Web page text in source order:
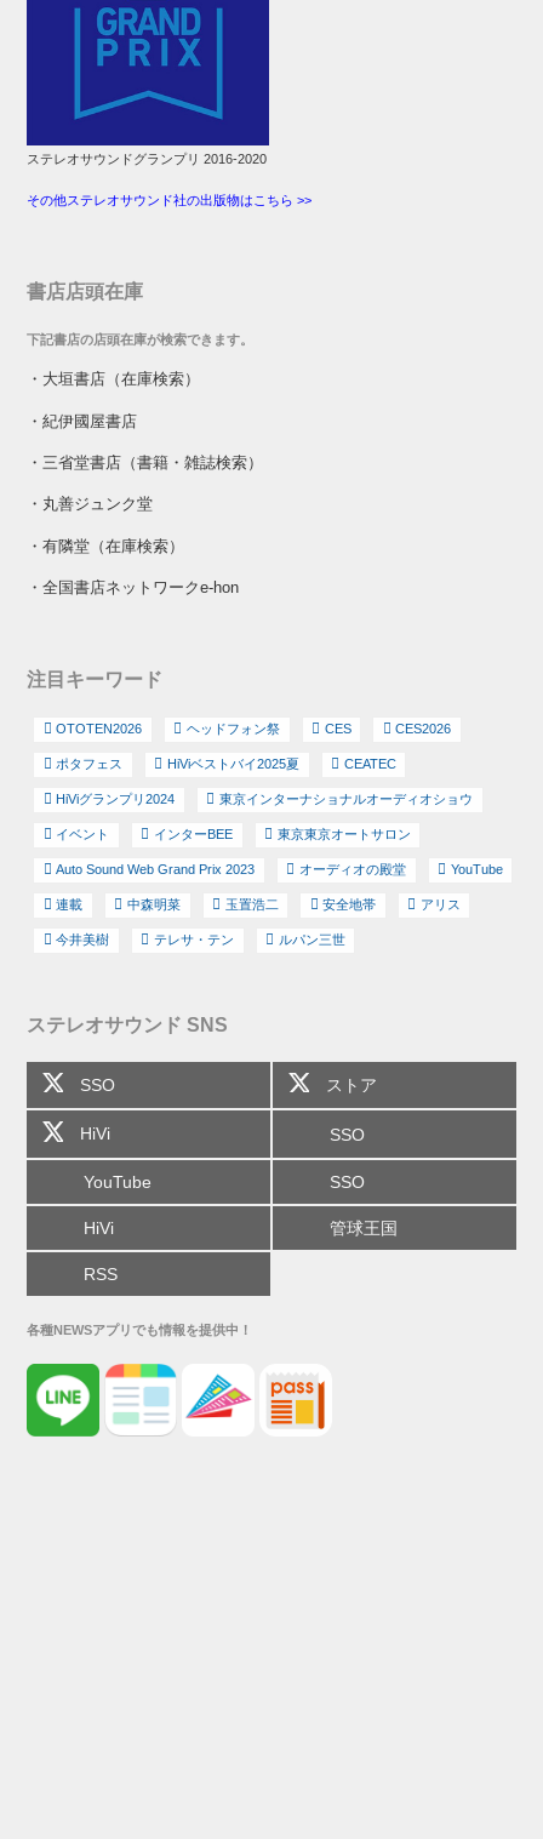
ステレオサウンドグランプリ 2016-2020
その他ステレオサウンド社の出版物はこちら >>
書店店頭在庫
下記書店の店頭在庫が検索できます。
・ 大垣書店（在庫検索）
・紀伊國屋書店
・ 三省堂書店（書籍・雑誌検索）
・ 丸善ジュンク堂
・有隣堂（在庫検索）
・全国書店ネットワークe-hon
注目キーワード
OTOTEN2026 ヘッドフォン祭 CES CES2026
ポタフェス HiViベストバイ2025夏 CEATEC
HiViグランプリ2024 東京インターナショナルオーディオショウ
イベント インターBEE 東京東京オートサロン
Auto Sound Web Grand Prix 2023 オーディオの殿堂 YouTube
連載 中森明菜 玉置浩二 安全地帯 アリス
今井美樹 テレサ・テン ルパン三世
ステレオサウンド SNS
SSO ストア
HiVi SSO
YouTube SSO
HiVi 管球王国
RSS
各種NEWSアプリでも情報を提供中！